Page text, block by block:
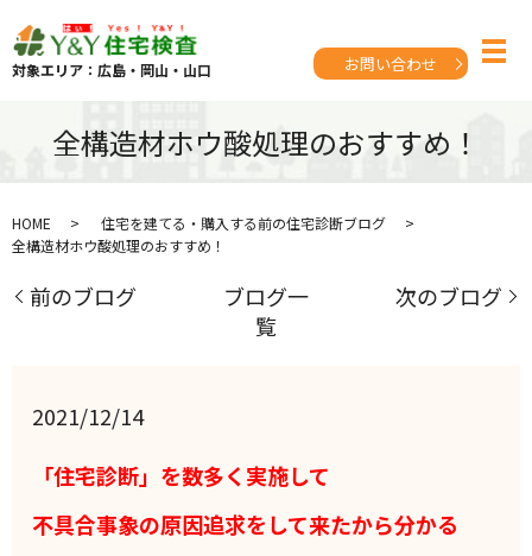
対象エリア：広島・岡山・山口 お問い合わせ
全構造材ホウ酸処理のおすすめ！
HOME
住宅を建てる・購入する前の住宅診断ブログ
全構造材ホウ酸処理のおすすめ！
前のブログ
ブログ一
覧
次のブログ
2021/12/14
「住宅診断」を数多く実施して
不具合事象の原因追求をして来たから分かる